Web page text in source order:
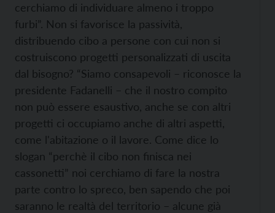
cerchiamo di individuare almeno i troppo
furbi”. Non si favorisce la passività,
distribuendo cibo a persone con cui non si
costruiscono progetti personalizzati di uscita
dal bisogno? “Siamo consapevoli – riconosce la
presidente Fadanelli – che il nostro compito
non può essere esaustivo, anche se con altri
progetti ci occupiamo anche di altri aspetti,
come l'abitazione o il lavore. Come dice lo
slogan “perchè il cibo non finisca nei
cassonetti” noi cerchiamo di fare la nostra
parte contro lo spreco, ben sapendo che poi
saranno le realtà del territorio – alcune già